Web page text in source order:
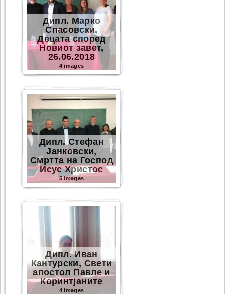
Дипл. Марко
Спасовски,
Децата според
Новиот завет,
26.06.2018
4 images
Дипл. Стефан
Јанковски,
Смртта на Господ
Исус Христос
5 images
Дипл. Иван
Кантурски, Свети
апостол Павле и
Коринтјаните
4 images